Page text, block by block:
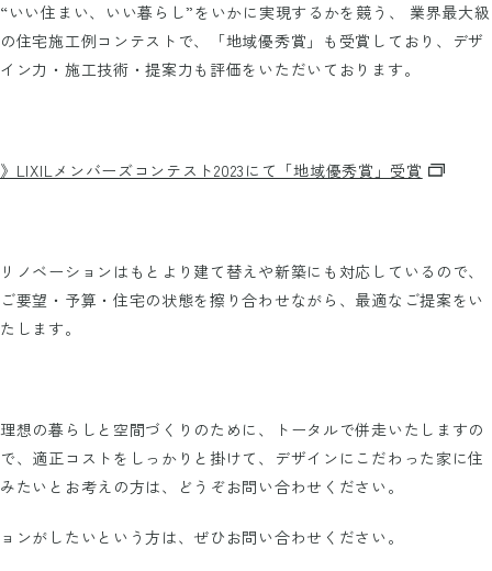
“いい住まい、いい暮らし”をいかに実現するかを競う、 業界最大級
の住宅施工例コンテストで、「地域優秀賞」も受賞しており、デザ
イン力・施工技術・提案力も評価をいただいております。
》LIXILメンバーズコンテスト2023にて「地域優秀賞」受賞
リノベーションはもとより建て替えや新築にも対応しているので、
ご要望・予算・住宅の状態を擦り合わせながら、最適なご提案をい
たします。
理想の暮らしと空間づくりのために、トータルで併走いたしますの
で、適正コストをしっかりと掛けて、デザインにこだわった家に住
みたいとお考えの方は、どうぞお問い合わせください。
ョンがしたいという方は、ぜひお問い合わせください。